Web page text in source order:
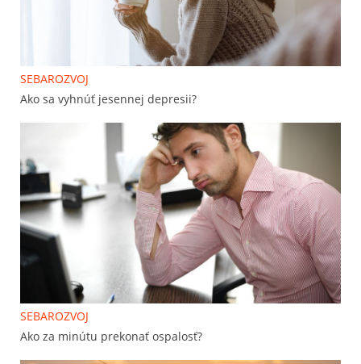
SEBAROZVOJ
Ako sa vyhnúť jesennej depresii?
SEBAROZVOJ
Ako za minútu prekonať ospalosť?